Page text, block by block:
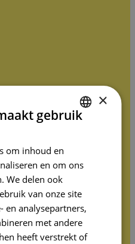
de vzw Paleis van
×
gebruik
om inhoud en
en om ons
We delen ook
van onze site
en analysepartners,
met andere
heeft verstrekt of